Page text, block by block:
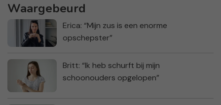
Waargebeurd
Erica: “Mijn zus is een enorme
opschepster”
Britt: “Ik heb schurft bij mijn
schoonouders opgelopen”